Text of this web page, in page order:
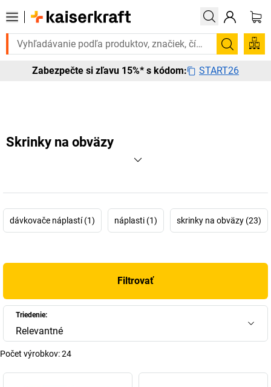
to urgentne? Vybrané bestsellery doručíme do 72 hodín. Objavte
Zabezpečte si zľavu 15%* s kódom: START26
Skrinky na obväzy
dávkovače náplastí (1) náplasti (1) skrinky na obväzy (23)
Filtrovať
Triedenie:
Relevantné
Počet výrobkov:24